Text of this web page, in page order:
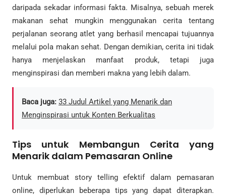
daripada sekadar informasi fakta. Misalnya, sebuah merek
makanan sehat mungkin menggunakan cerita tentang
perjalanan seorang atlet yang berhasil mencapai tujuannya
melalui pola makan sehat. Dengan demikian, cerita ini tidak
hanya menjelaskan manfaat produk, tetapi juga
menginspirasi dan memberi makna yang lebih dalam.
Baca juga: 33 Judul Artikel yang Menarik dan
Menginspirasi untuk Konten Berkualitas
Tips untuk Membangun Cerita yang
Menarik dalam Pemasaran Online
Untuk membuat story telling efektif dalam pemasaran
online, diperlukan beberapa tips yang dapat diterapkan.